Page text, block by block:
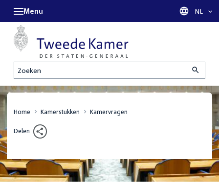
Zoeken
Menu Taal
NL
Home Kamerstukken Kamervragen
Delen